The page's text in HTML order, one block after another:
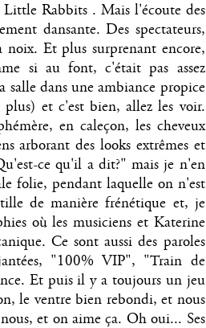
Rabbits . Mais l'écoute des
dansante. Des spectateurs,
noix. Et plus surprenant encore,
si au font, c'était pas assez
salle dans une ambiance propice
plus) et c'est bien, allez les voir.
en caleçon, les cheveux
arborant des looks extrêmes et
ce qu'il a dit?" mais je n'en
folie, pendant laquelle on n'est
de manière frénétique et, je
où les musiciens et Katerine
Ce sont aussi des paroles
"100% VIP", "Train de
Et puis il y a toujours un jeu
le ventre bien rebondi, et nous
et on aime ça. Oh oui... Ses